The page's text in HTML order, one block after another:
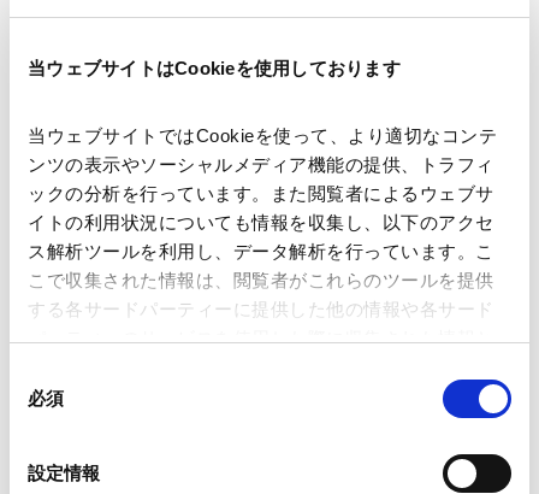
当ウェブサイトはCookieを使用しております
当ウェブサイトではCookieを使って、より適切なコンテ
ンツの表示やソーシャルメディア機能の提供、トラフィ
ックの分析を行っています。また閲覧者によるウェブサ
イトの利用状況についても情報を収集し、以下のアクセ
ス解析ツールを利用し、データ解析を行っています。こ
こで収集された情報は、閲覧者がこれらのツールを提供
する各サードパーティーに提供した他の情報や各サード
パーティーのサービスを使用した際に収集された情報と
ことがあります。
Google Analytics利用規約（
必須
設定情報
田中 収
Osamu Tanaka
東京
パートナー
宮野 勉
Tsutomu Miyano
東京
パートナー